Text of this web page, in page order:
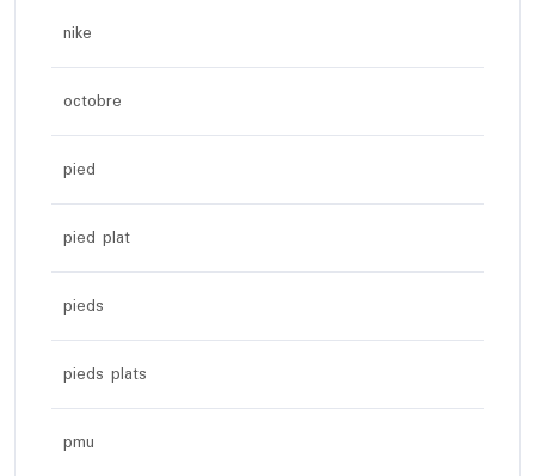
nike
octobre
pied
pied plat
pieds
pieds plats
pmu